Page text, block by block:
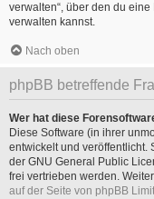
verwalten“, über den du
verwalten kannst.
Nach oben
phpBB betreffende
Wer hat diese
Diese Software (in ihrer
entwickelt und veröffentlicht.
der GNU General Public
frei vertrieben werden.
auf der Seite von phpBB